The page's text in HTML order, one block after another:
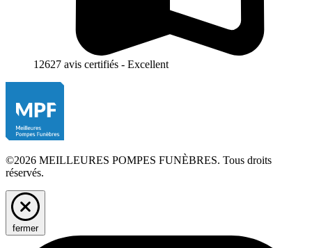
12627 avis certifiés - Excellent
©2026 MEILLEURES POMPES FUNÈBRES. Tous droits
réservés.
fermer